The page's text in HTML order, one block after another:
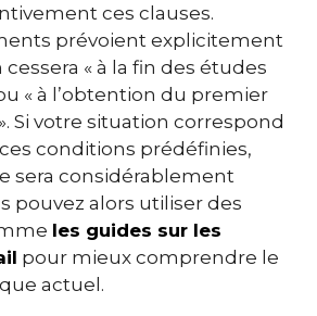
ces clauses.
prévoient explicitement
« à la fin des études
« à l’obtention du premier
Si votre situation correspond
conditions prédéfinies,
sera considérablement
pouvez alors utiliser des
les guides sur les
pour mieux comprendre le
actuel.